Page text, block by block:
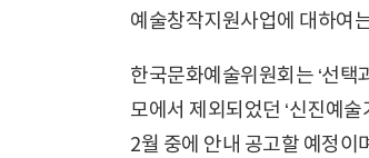
예술창작지원사업에 대하여
한국문화예술위원회는 ‘선택
모에서 제외되었던 ‘신진예
2월 중에 안내 공고할 예정